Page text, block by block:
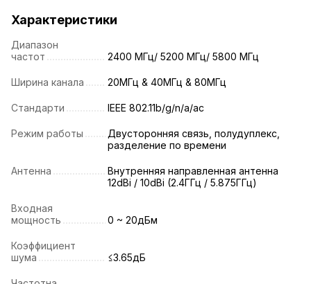
Характеристики
Диапазон
частот
2400 МГц/ 5200 МГц/ 5800 МГц
Ширина канала 20МГц & 40МГц & 80МГц
Стандарти IEEE 802.11b/g/n/a/ac
Режим работы
Двусторонняя связь, полудуплекс,
разделение по времени
Антенна
Внутренняя направленная антенна
12dBi / 10dBi (2.4ГГц / 5.875ГГц)
Входная
мощность
0 ~ 20дБм
Коэффициент
шума
≤3.65дБ